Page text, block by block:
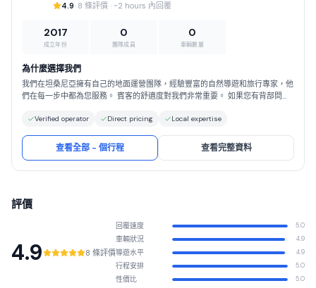
4.9· 8 條評價 · ~2 hours 內回覆
2017
成立年份
0
團隊成員
0
車輛數量
為什麼選擇我們
我們在坦桑尼亞擁有自己的地面運營團隊，經驗豐富的自然導遊和旅行專家，他
們在每一步中都為您服務。 賓客的舒適度對我們非常重要。 如果您有背部問
輕在崎y不平的道路上的行駛。 我們始終確保我們的汽車處於良好的狀態，併為
外，隱性費用或其他服務費用。
Verified operator Direct pricing Local expertise
查看全部 - 個行程 查看完整資料
評價
4.9 8 條評價
回覆速度 5.0
車輛狀況 4.9
導遊水平 4.9
行程安排 5.0
性價比 5.0